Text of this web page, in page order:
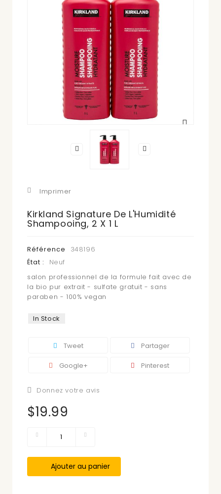
Imprimer
Kirkland Signature De L'Humidité
Shampooing, 2 X 1 L
Référence
348196
État :
Neuf
salon professionnel de la formule fait avec de
la bio pur extrait - sulfate gratuit - sans
paraben - 100% vegan
In Stock
Tweet Partager
Google+ Pinterest
Donnez votre avis
$19.99
Ajouter au panier